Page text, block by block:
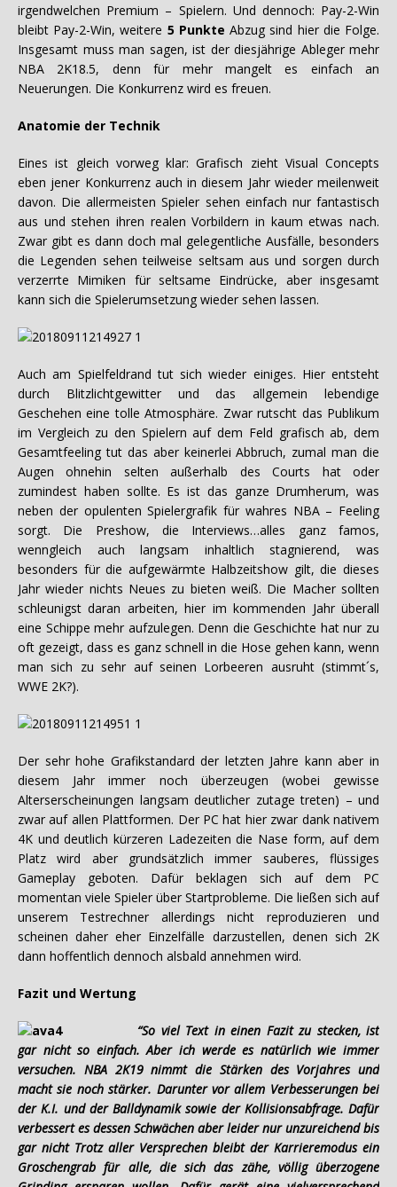
irgendwelchen Premium – Spielern. Und dennoch: Pay-2-Win
bleibt Pay-2-Win, weitere 5 Punkte Abzug sind hier die Folge.
Insgesamt muss man sagen, ist der diesjährige Ableger mehr
NBA 2K18.5, denn für mehr mangelt es einfach an
Neuerungen. Die Konkurrenz wird es freuen.
Anatomie der Technik
Eines ist gleich vorweg klar: Grafisch zieht Visual Concepts
eben jener Konkurrenz auch in diesem Jahr wieder meilenweit
davon. Die allermeisten Spieler sehen einfach nur fantastisch
aus und stehen ihren realen Vorbildern in kaum etwas nach.
Zwar gibt es dann doch mal gelegentliche Ausfälle, besonders
die Legenden sehen teilweise seltsam aus und sorgen durch
verzerrte Mimiken für seltsame Eindrücke, aber insgesamt
kann sich die Spielerumsetzung wieder sehen lassen.
Auch am Spielfeldrand tut sich wieder einiges. Hier entsteht
durch Blitzlichtgewitter und das allgemein lebendige
Geschehen eine tolle Atmosphäre. Zwar rutscht das Publikum
im Vergleich zu den Spielern auf dem Feld grafisch ab, dem
Gesamtfeeling tut das aber keinerlei Abbruch, zumal man die
Augen ohnehin selten außerhalb des Courts hat oder
zumindest haben sollte. Es ist das ganze Drumherum, was
neben der opulenten Spielergrafik für wahres NBA – Feeling
sorgt. Die Preshow, die Interviews…alles ganz famos,
wenngleich auch langsam inhaltlich stagnierend, was
besonders für die aufgewärmte Halbzeitshow gilt, die dieses
Jahr wieder nichts Neues zu bieten weiß. Die Macher sollten
schleunigst daran arbeiten, hier im kommenden Jahr überall
eine Schippe mehr aufzulegen. Denn die Geschichte hat nur zu
oft gezeigt, dass es ganz schnell in die Hose gehen kann, wenn
man sich zu sehr auf seinen Lorbeeren ausruht (stimmt´s,
WWE 2K?).
Der sehr hohe Grafikstandard der letzten Jahre kann aber in
diesem Jahr immer noch überzeugen (wobei gewisse
Alterserscheinungen langsam deutlicher zutage treten) – und
zwar auf allen Plattformen. Der PC hat hier zwar dank nativem
4K und deutlich kürzeren Ladezeiten die Nase form, auf dem
Platz wird aber grundsätzlich immer sauberes, flüssiges
Gameplay geboten. Dafür beklagen sich auf dem PC
momentan viele Spieler über Startprobleme. Die ließen sich auf
unserem Testrechner allerdings nicht reproduzieren und
scheinen daher eher Einzelfälle darzustellen, denen sich 2K
dann hoffentlich dennoch alsbald annehmen wird.
Fazit und Wertung
“So viel Text in einen Fazit zu stecken, ist
gar nicht so einfach. Aber ich werde es natürlich wie immer
versuchen. NBA 2K19 nimmt die Stärken des Vorjahres und
macht sie noch stärker. Darunter vor allem Verbesserungen bei
der K.I. und der Balldynamik sowie der Kollisionsabfrage. Dafür
verbessert es dessen Schwächen aber leider nur unzureichend bis
gar nicht Trotz aller Versprechen bleibt der Karrieremodus ein
Groschengrab für alle, die sich das zähe, völlig überzogene